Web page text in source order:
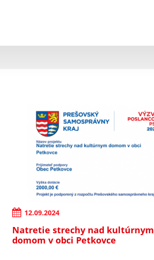
12.09.2024
Natretie strechy nad kultúrnym
domom v obci Petkovce